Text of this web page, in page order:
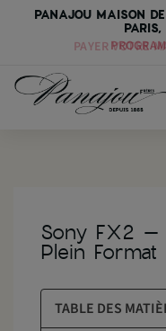
PANAJOU MAISON
PARIS,
PAYER VOTRE
Sony FX2 –
Plein Format
TABLE DES